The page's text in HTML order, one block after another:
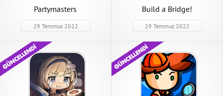
Partymasters
29 Temmuz 2022
Build a Bridge!
29 Temmuz 2022